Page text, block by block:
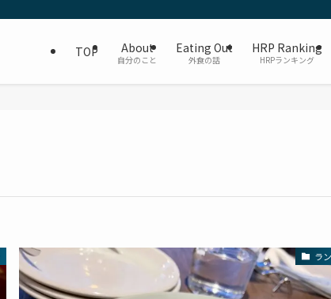
TOP About
自分のこと
Eating Out
外食の話
HRP Ranking
HRPランキング
ラ